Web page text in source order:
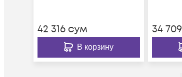
42 316 сум
В корзину
34 709